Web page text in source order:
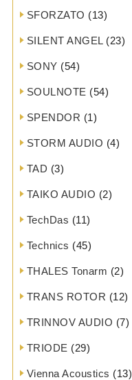
SFORZATO (13)
SILENT ANGEL(23)
SONY (54)
SOULNOTE (54)
SPENDOR (1)
STORM AUDIO (4)
TAD (3)
TAIKO AUDIO (2)
TechDas (11)
Technics (45)
THALES Tonarm (2)
TRANS ROTOR (12)
TRINNOV AUDIO (7)
TRIODE (29)
Vienna Acoustics (13)